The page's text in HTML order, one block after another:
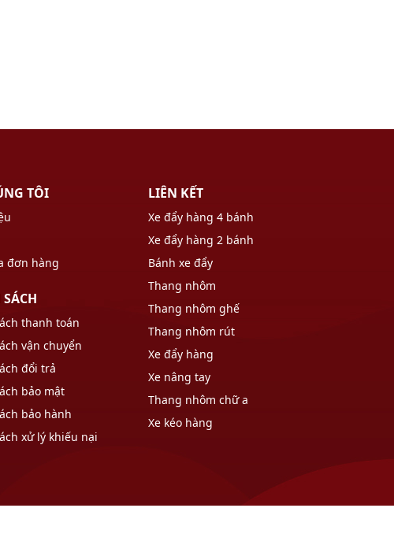
TÔI
đơn hàng
thanh toán
vận chuyển
đổi trả
bảo mật
bảo hành
xử lý khiếu nại
LIÊN KẾT
Xe đẩy hàng 4 bánh
Xe đẩy hàng 2 bánh
Bánh xe đẩy
Thang nhôm
Thang nhôm ghế
Thang nhôm rút
Xe đẩy hàng
Xe nâng tay
Thang nhôm chữ a
Xe kéo hàng